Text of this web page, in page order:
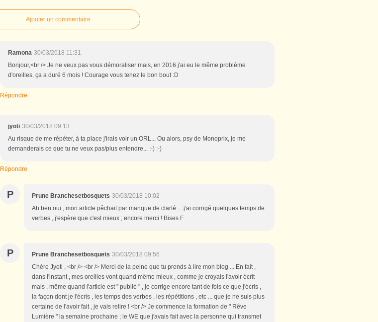
Ajouter un commentaire
Ramona 30/03/2018 11:31
Bonjour,<br /> Je ne veux pas vous démoraliser mais, en 2016 j'ai eu le même problème
d'oreilles, ça a duré 6 mois ! Courage vous tenez le bon bout :D
Répondre
jyoti 30/03/2018 09:13
Au risque de me répéter, à ta place j'irais voir un ORL... Ou alors, psy de Monoprix, je me
demanderais ce que tu ne veux pas/plus entendre... :-) :-)
Répondre
P Prune Branchesetbosquets 30/03/2018 10:02
Ah ben oui , mon article pêchait par manque de clarté ... j'ai corrigé quelques temps de
verbes , j'espère que c'est mieux ; encore merci ! Bises F
P Prune Branchesetbosquets 30/03/2018 09:56
Chère Jyoti , <br /> <br /> Merci de la peine que tu prends à lire mon blog ... En fait ,
dans l'instant , mes oreilles vont quand même mieux , comme je croyais l'avoir écrit -
mais , même quand l'article est " publié " , je corrige encore tant de fois ce que j'écris ,
la façon dont je l'écris , les temps des verbes , les répétitions , etc ... que je ne suis plus
certaine de l'avoir fait , je vais relire ! <br /> Je commence la formation de " Rêve
Lumière " la semaine prochaine ; le WE que j'avais fait avec la personne qui transmet